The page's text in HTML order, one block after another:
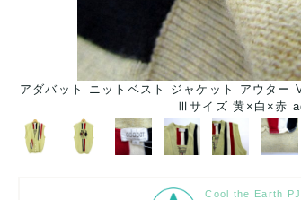
アダバット ニットベスト ジャケット アウター
Ⅲサイズ 黄×白×赤
Cool the Earth PJ